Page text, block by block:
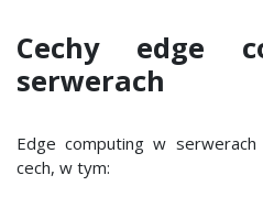
Cechy edge
serwerach
Edge computing w
cech, w tym: